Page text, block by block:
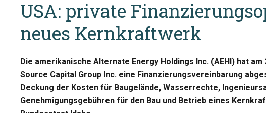
USA: private
neues Kernkraftwerk
Die amerikanische Alternate Energy Holdings Inc. (AEHI) hat
Source Capital Group Inc. eine Finanzierungsvereinbarung
Deckung der Kosten für Baugelände, Wasserrechte,
Genehmigungsgebühren für den Bau und Betrieb eines